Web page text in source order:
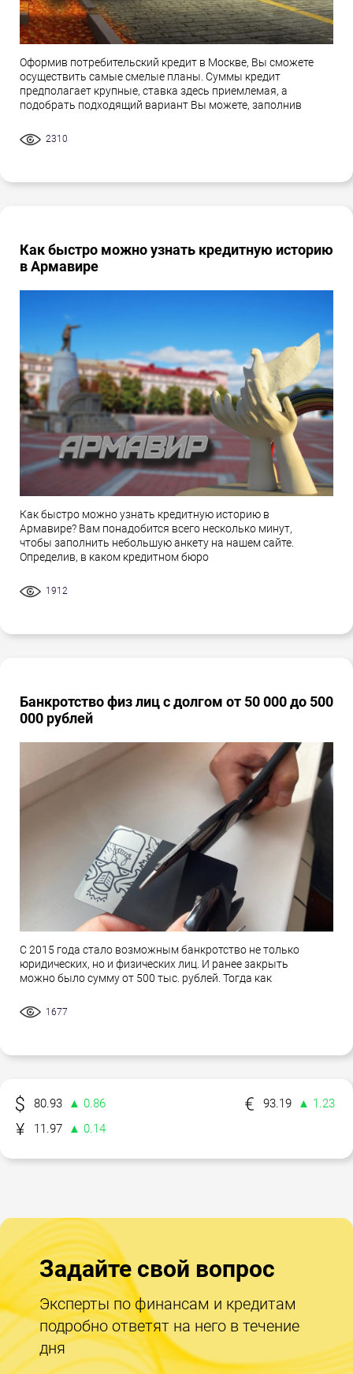
Оформив потребительский кредит в Москве, Вы сможете
осуществить самые смелые планы. Суммы кредит
предполагает крупные, ставка здесь приемлемая, а
подобрать подходящий вариант Вы можете, заполнив
2310
Как быстро можно узнать кредитную историю
в Армавире
Как быстро можно узнать кредитную историю в
Армавире? Вам понадобится всего несколько минут,
чтобы заполнить небольшую анкету на нашем сайте.
Определив, в каком кредитном бюро
1912
Банкротство физ лиц с долгом от 50 000 до 500
000 рублей
С 2015 года стало возможным банкротство не только
юридических, но и физических лиц. И ранее закрыть
можно было сумму от 500 тыс. рублей. Тогда как
1677
80.93 ▲ 0.86 93.19
▲ 1.23
11.97
▲ 0.14
Задайте свой вопрос
Эксперты по финансам и кредитам
подробно ответят на него в течение
дня